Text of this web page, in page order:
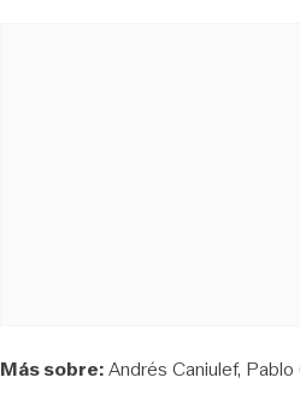
Más sobre:Andrés Caniulef Pablo